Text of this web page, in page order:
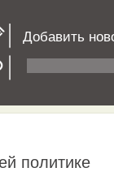
Добавить
политике